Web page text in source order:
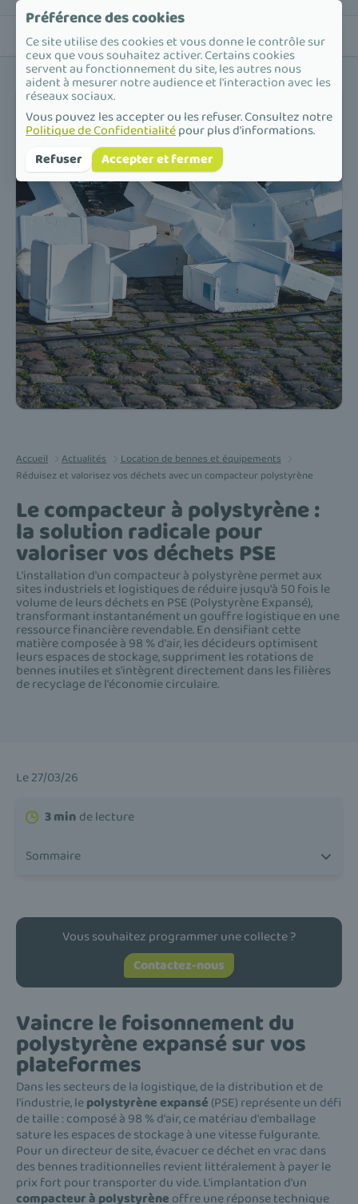
Accueil Actualités
Location de bennes et équipements
Réduisez et valorisez vos déchets avec un compacteur polystyrène
Le compacteur à polystyrène :
la solution radicale pour
valoriser vos déchets PSE
L'installation d'un compacteur à polystyrène permet aux
sites industriels et logistiques de réduire jusqu'à 50 fois le
volume de leurs déchets en PSE (Polystyrène Expansé),
transformant instantanément un gouffre logistique en une
ressource financière revendable. En densifiant cette
matière composée à 98 % d'air, les décideurs optimisent
leurs espaces de stockage, suppriment les rotations de
bennes inutiles et s'intègrent directement dans les filières
de recyclage de l'économie circulaire.
Le 27/03/26
3 min de lecture
Sommaire
Vous souhaitez programmer une collecte ?
Contactez-nous
Vaincre le foisonnement du
polystyrène expansé sur vos
plateformes
Dans les secteurs de la logistique, de la distribution et de
l'industrie, lepolystyrène expansé (PSE) représente un défi
de taille : composé à 98 % d'air, ce matériau d'emballage
sature les espaces de stockage à une vitesse fulgurante.
Pour un directeur de site, évacuer ce déchet en vrac dans
des bennes traditionnelles revient littéralement à payer le
prix fort pour transporter du vide. L'implantation d'un
compacteur à polystyrène offre une réponse technique
Préférence des cookies
Ce site utilise des cookies et vous donne le contrôle sur
ceux que vous souhaitez activer. Certains cookies
servent au fonctionnement du site, les autres nous
aident à mesurer notre audience et l'interaction avec les
réseaux sociaux.
Vous pouvez les accepter ou les refuser. Consultez notre
Politique de Confidentialitépour plus d'informations.
Refuser
Accepter et fermer